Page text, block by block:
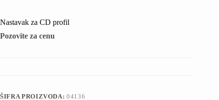
Nastavak za CD profil
Pozovite za cenu
ŠIFRA PROIZVODA:04136